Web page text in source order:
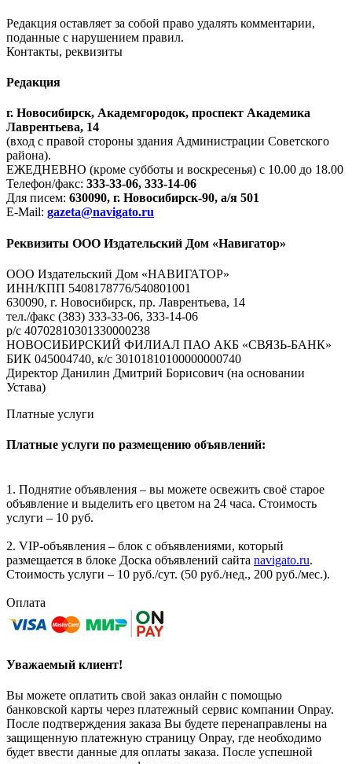
Редакция оставляет за собой право удалять комментарии,
поданные с нарушением правил.
Контакты, реквизиты
Редакция
г. Новосибирск, Академгородок, проспект Академика
Лаврентьева, 14
(вход с правой стороны здания Администрации Советского
района).
ЕЖЕДНЕВНО (кроме субботы и воскресенья) с 10.00 до 18.00
Телефон/факс: 333-33-06, 333-14-06
Для писем: 630090, г. Новосибирск-90, а/я 501
E-Mail: gazeta@navigato.ru
Реквизиты ООО Издательский Дом «Навигатор»
ООО Издательский Дом «НАВИГАТОР»
ИНН/КПП 5408178776/540801001
630090, г. Новосибирск, пр. Лаврентьева, 14
тел./факс (383) 333-33-06, 333-14-06
р/с 40702810301330000238
НОВОСИБИРСКИЙ ФИЛИАЛ ПАО АКБ «СВЯЗЬ-БАНК»
БИК 045004740, к/с 30101810100000000740
Директор Данилин Дмитрий Борисович (на основании
Устава)
Платные услуги
Платные услуги по размещению объявлений:
1. Поднятие объявления – вы можете освежить своё старое
объявление и выделить его цветом на 24 часа. Стоимость
услуги – 10 руб.
2. VIP-объявления – блок с объявлениями, который
размещается в блоке Доска объявлений сайта navigato.ru.
Стоимость услуги – 10 руб./сут. (50 руб./нед., 200 руб./мес.).
Оплата
Уважаемый клиент!
Вы можете оплатить свой заказ онлайн с помощью
банковской карты через платежный сервис компании Onpay.
После подтверждения заказа Вы будете перенаправлены на
защищенную платежную страницу Onpay, где необходимо
будет ввести данные для оплаты заказа. После успешной